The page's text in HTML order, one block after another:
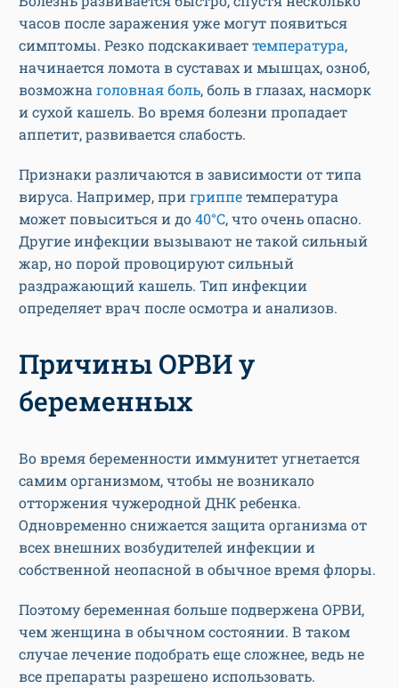
часов после заражения уже могут появиться
симптомы. Резко подскакиваеттемпература,
начинается ломота в суставах и мышцах, озноб,
возможнаголовная боль, боль в глазах, насморк
и сухой кашель. Во время болезни пропадает
аппетит, развивается слабость.
Признаки различаются в зависимости от типа
вируса. Например, пригриппетемпература
может повыситься и до40°С, что очень опасно.
Другие инфекции вызывают не такой сильный
жар, но порой провоцируют сильный
раздражающий кашель. Тип инфекции
определяет врач после осмотра и анализов.
Причины ОРВИ у
беременных
Во время беременности иммунитет угнетается
самим организмом, чтобы не возникало
отторжения чужеродной ДНК ребенка.
Одновременно снижается защита организма от
всех внешних возбудителей инфекции и
собственной неопасной в обычное время флоры.
Поэтому беременная больше подвержена ОРВИ,
чем женщина в обычном состоянии. В таком
случае лечение подобрать еще сложнее, ведь не
все препараты разрешено использовать.